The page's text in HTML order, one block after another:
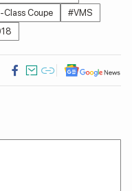
Class Coupe
#VMS